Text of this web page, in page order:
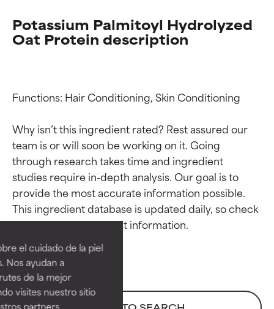
el cuidado de la piel
Nos ayudan a
de la mejor
visites nuestro sitio
partners,
Potassium Palmitoyl Hydrolyzed
Oat Protein description
Functions: Hair Conditioning, Skin Conditioning
Why isn’t this ingredient rated? Rest assured our
team is or will soon be working on it. Going
through research takes time and ingredient
studies require in-depth analysis. Our goal is to
provide the most accurate information possible.
This ingredient database is updated daily, so check
Calificaciones de
ingredientes
EXCELENTE
Ingrediente sobresaliente con
beneficios reales para la piel. Su
eficacia está demostrada y
Calificaciones de
ingredientes
EXCELENTE
Ingrediente sobresaliente con
beneficios reales para la piel. Su
eficacia está demostrada y